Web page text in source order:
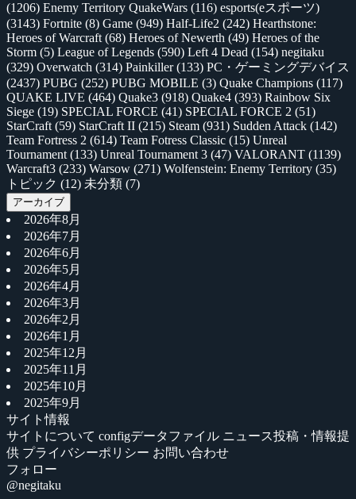
(1206) Enemy Territory QuakeWars (116) esports(eスポーツ)
(3143) Fortnite (8) Game (949) Half-Life2 (242) Hearthstone:
Heroes of Warcraft (68) Heroes of Newerth (49) Heroes of the
Storm (5) League of Legends (590) Left 4 Dead (154) negitaku
(329) Overwatch (314) Painkiller(133) PC・ゲーミングデバイス
(2437) PUBG (252) PUBG MOBILE (3) Quake Champions (117)
QUAKE LIVE (464) Quake3 (918) Quake4 (393) Rainbow Six
Siege (19) SPECIAL FORCE (41) SPECIAL FORCE 2 (51)
StarCraft (59) StarCraft II (215) Steam (931) Sudden Attack (142)
Team Fortress 2 (614) Team Fotress Classic (15) Unreal
Tournament (133) Unreal Tournament 3 (47) VALORANT (1139)
Warcraft3 (233) Warsow (271) Wolfenstein: Enemy Territory (35)
トピック (12) 未分類 (7)
アーカイブ
2026年8月
2026年7月
2026年6月
2026年5月
2026年4月
2026年3月
2026年2月
2026年1月
2025年12月
2025年11月
2025年10月
2025年9月
サイト情報
サイトについて configデータファイル ニュース投稿・情報提
供 プライバシーポリシー お問い合わせ
フォロー
@negitaku